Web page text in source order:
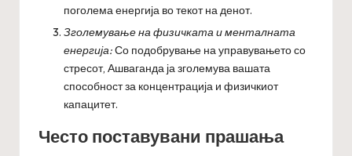
поголема енергија во текот на денот.
Зголемување на физичката и менталната
енергија:Со подобрување на управувањето со
стресот, Ашваганда ја зголемува вашата
способност за концентрација и физичкиот
капацитет.
Често поставувани прашања